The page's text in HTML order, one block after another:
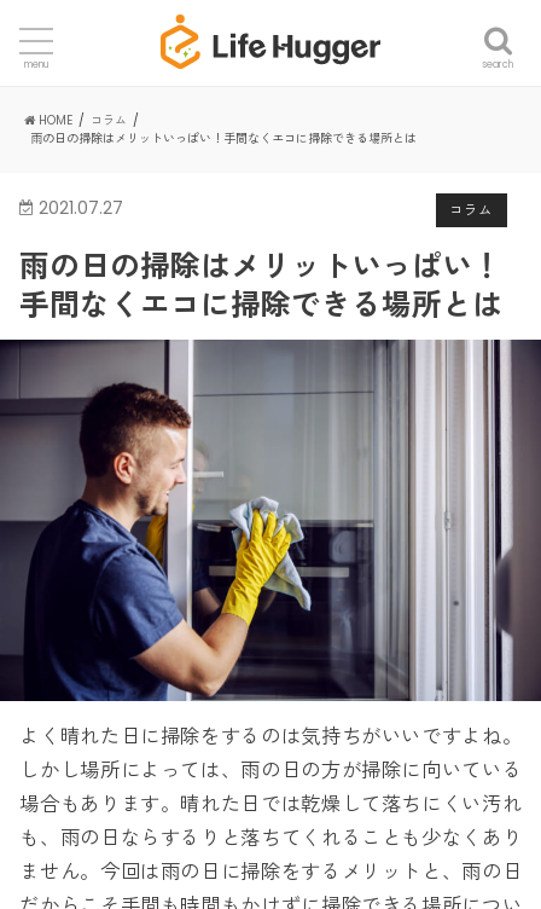
search
menu
HOME
コラム
雨の日の掃除はメリットいっぱい！手間なくエコに掃除できる場所とは
コラム
2021.07.27
雨の日の掃除はメリットいっぱい！
手間なくエコに掃除できる場所とは
よく晴れた日に掃除をするのは気持ちがいいですよね。
しかし場所によっては、雨の日の方が掃除に向いている
場合もあります。晴れた日では乾燥して落ちにくい汚れ
も、雨の日ならするりと落ちてくれることも少なくあり
ません。今回は雨の日に掃除をするメリットと、雨の日